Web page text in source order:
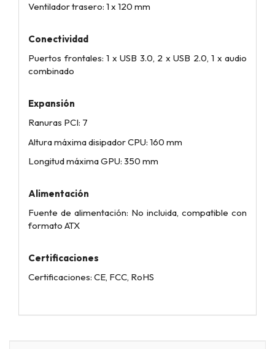
Ventilador trasero: 1 x 120 mm
Conectividad
Puertos frontales: 1 x USB 3.0, 2 x USB 2.0, 1 x audio
combinado
Expansión
Ranuras PCI: 7
Altura máxima disipador CPU: 160 mm
Longitud máxima GPU: 350 mm
Alimentación
Fuente de alimentación: No incluida, compatible con
formato ATX
Certificaciones
Certificaciones: CE, FCC, RoHS